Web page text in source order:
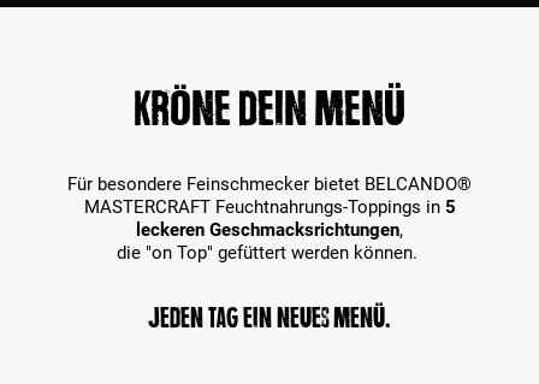
Kröne dein Menü
Für besondere Feinschmecker bietet BELCANDO®
MASTERCRAFT Feuchtnahrungs-Toppings in 5
leckeren Geschmacksrichtungen,
die "on Top" gefüttert werden können.
Jeden Tag ein neues Menü.